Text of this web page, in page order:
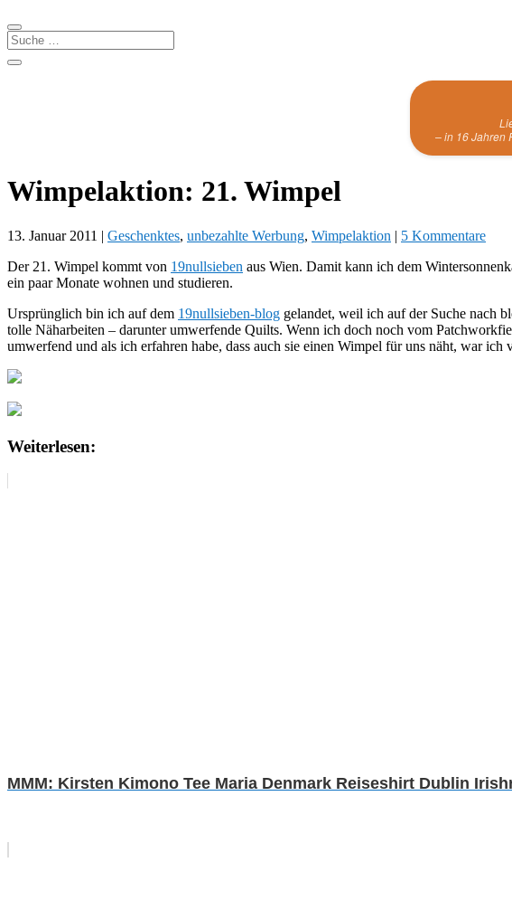
– in 16 Jahren
Wimpelaktion: 21. Wimpel
13. Januar 2011 | Geschenktes, unbezahlte Werbung, Wimpelaktion | 5 Kommentare
Der 21. Wimpel kommt von 19nullsieben aus Wien. Damit kann ich dem
ein paar Monate wohnen und studieren.
Ursprünglich bin ich auf dem 19nullsieben-blog gelandet, weil ich auf der Suche nach
tolle Näharbeiten – darunter umwerfende Quilts. Wenn ich doch noch vom
umwerfend und als ich erfahren habe, dass auch sie einen Wimpel für uns näht, war
Weiterlesen:
MMM: Kirsten Kimono Tee Maria Denmark Reiseshirt Dublin